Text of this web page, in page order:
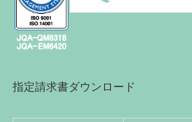
指定請求書ダウンロード